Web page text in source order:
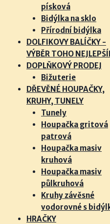
písková
Bidýlka na sklo
Přírodní bidýlka
DOLFIKOVY BALÍČKY -
VÝBĚR TOHO
DOPLŇKOVÝ PRODEJ
Bižuterie
DŘEVĚNÉ HOUPAČKY,
KRUHY, TUNELY
Tunely
Houpačka gritová
patrová
Houpačka masiv
kruhová
Houpačka masiv
půlkruhová
Kruhy závěsné
vodorovné s
HRAČKY